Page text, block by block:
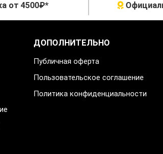
от 4500₽*
ДОПОЛНИТЕЛЬНО
Публичная оферта
Пользовательское соглашение
Политика конфиденциальности